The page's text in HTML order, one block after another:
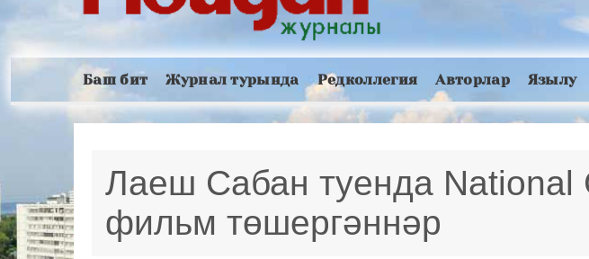
Баш бит Журнал турында Редколлегия Авторлар Язылу
Лаеш Сабан туенда National
фильм төшергәннәр